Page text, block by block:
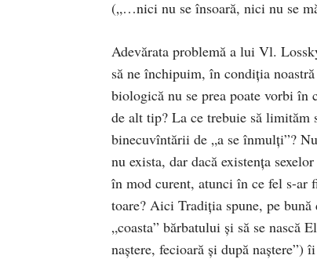
(„…nici nu se însoară, nici nu se
Adevărata problemă a lui Vl.
să ne închipuim, în condiţia
biologică nu se prea poate vorbi în
de alt tip? La ce trebuie să limităm
binecuvîntării de „a se înmulţi”?
nu exista, dar dacă exis­tenţa
în mod curent, atunci în ce fel s-ar
toa­­re? Aici Tradi­ţia spune, pe
„coasta” bărbatului şi să se nască
naştere, fecioară şi după